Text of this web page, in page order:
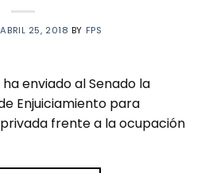
ABRIL 25, 2018 BY FPS
enviado al Senado la
Enjuiciamiento para
frente a la ocupación